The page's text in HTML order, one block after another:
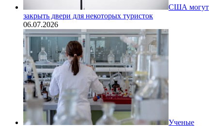
США могут
закрыть двери для некоторых туристок
06.07.2026
Ученые